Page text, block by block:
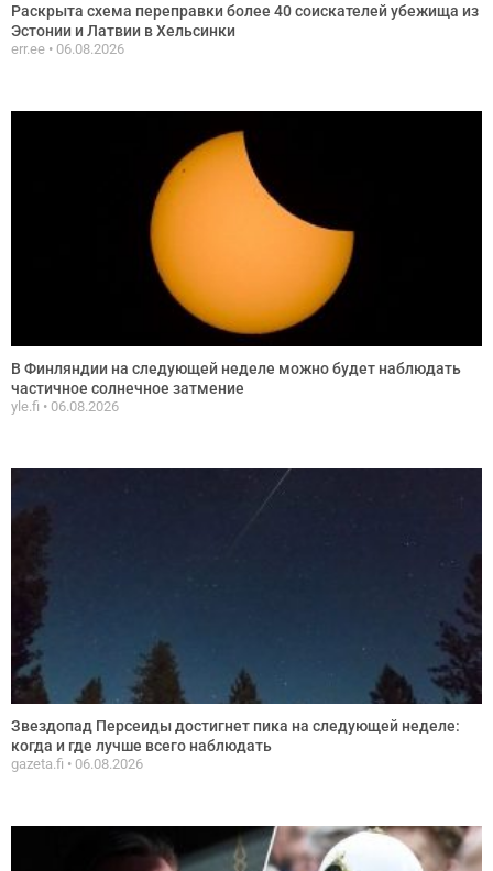
Раскрыта схема переправки более 40 соискателей убежища из
Эстонии и Латвии в Хельсинки
err.ee 06.08.2026
В Финляндии на следующей неделе можно будет наблюдать
частичное солнечное затмение
yle.fi 06.08.2026
Звездопад Персеиды достигнет пика на следующей неделе:
когда и где лучше всего наблюдать
gazeta.fi 06.08.2026